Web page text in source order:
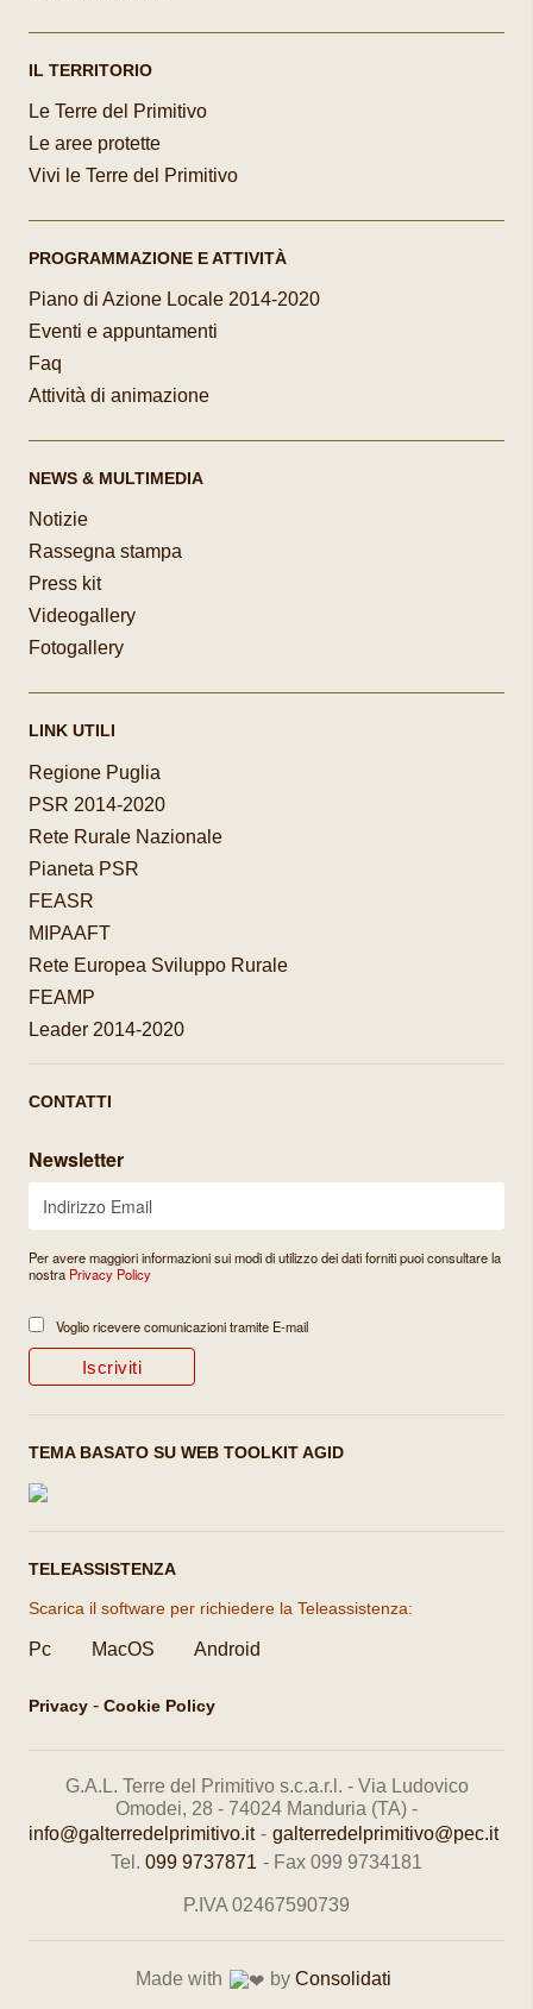
IL TERRITORIO
Le Terre del Primitivo
Le aree protette
Vivi le Terre del Primitivo
PROGRAMMAZIONE E ATTIVITÀ
Piano di Azione Locale 2014-2020
Eventi e appuntamenti
Faq
Attività di animazione
NEWS & MULTIMEDIA
Notizie
Rassegna stampa
Press kit
Videogallery
Fotogallery
LINK UTILI
Regione Puglia
PSR 2014-2020
Rete Rurale Nazionale
Pianeta PSR
FEASR
MIPAAFT
Rete Europea Sviluppo Rurale
FEAMP
Leader 2014-2020
CONTATTI
Newsletter
Per avere maggiori informazioni sui modi di utilizzo dei dati forniti puoi consultare la
nostra Privacy Policy
Voglio ricevere comunicazioni tramite E-mail
TEMA BASATO SU WEB TOOLKIT AGID
TELEASSISTENZA
Scarica il software per richiedere la Teleassistenza:
Pc MacOS Android
Privacy - Cookie Policy
G.A.L. Terre del Primitivo s.c.a.r.l. - Via Ludovico
Omodei, 28 - 74024 Manduria (TA) -
info@galterredelprimitivo.it - galterredelprimitivo@pec.it
Tel. 099 9737871 - Fax 099 9734181
P.IVA 02467590739
Made with by Consolidati